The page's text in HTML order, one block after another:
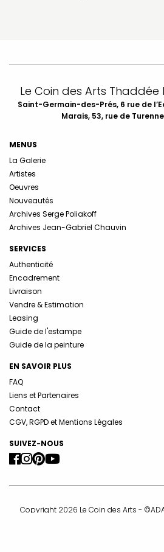
Le Coin des Arts Thaddée
Saint-Germain-des-Prés, 6 rue de
Marais, 53, rue de
MENUS
La Galerie
Artistes
Oeuvres
Nouveautés
Archives Serge Poliakoff
Archives Jean-Gabriel Chauvin
SERVICES
Authenticité
Encadrement
Livraison
Vendre & Estimation
Leasing
Guide de l'estampe
Guide de la peinture
EN SAVOIR PLUS
FAQ
Liens et Partenaires
Contact
CGV, RGPD et Mentions Légales
SUIVEZ-NOUS
Copyright 2026 Le Coin des Arts -